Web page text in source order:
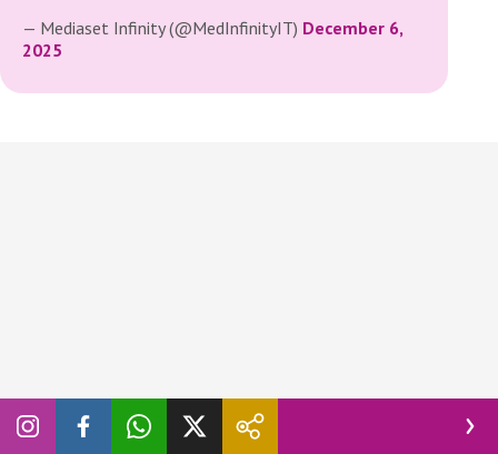
— Mediaset Infinity (@MedInfinityIT) December 6,
2025